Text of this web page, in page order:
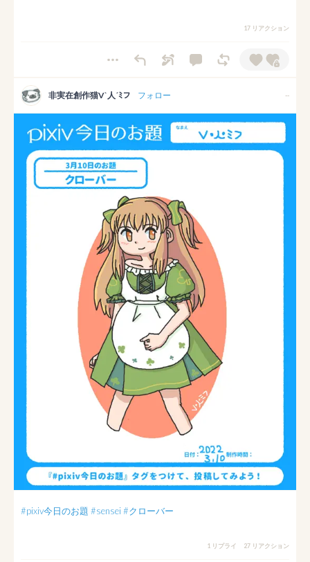
17 リアクション
非実在創作猫V`人´ﾐフ フォロー --
#pixiv今日のお題 #sensei #クローバー
1 リプライ 27 リアクション